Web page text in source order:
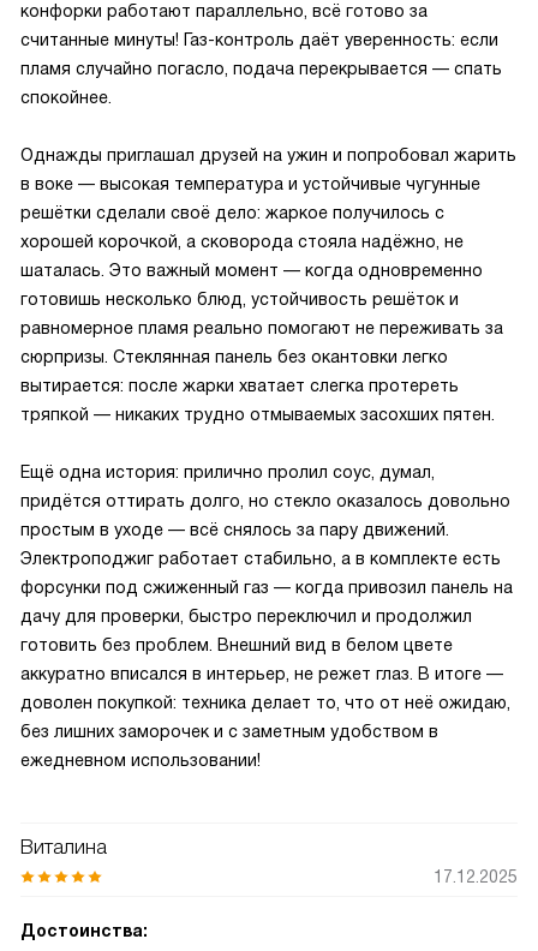
конфорки работают параллельно, всё готово за
считанные минуты! Газ-контроль даёт уверенность: если
пламя случайно погасло, подача перекрывается — спать
спокойнее.
Однажды приглашал друзей на ужин и попробовал жарить
в воке — высокая температура и устойчивые чугунные
решётки сделали своё дело: жаркое получилось с
хорошей корочкой, а сковорода стояла надёжно, не
шаталась. Это важный момент — когда одновременно
готовишь несколько блюд, устойчивость решёток и
равномерное пламя реально помогают не переживать за
сюрпризы. Стеклянная панель без окантовки легко
вытирается: после жарки хватает слегка протереть
тряпкой — никаких трудно отмываемых засохших пятен.
Ещё одна история: прилично пролил соус, думал,
придётся оттирать долго, но стекло оказалось довольно
простым в уходе — всё снялось за пару движений.
Электроподжиг работает стабильно, а в комплекте есть
форсунки под сжиженный газ — когда привозил панель на
дачу для проверки, быстро переключил и продолжил
готовить без проблем. Внешний вид в белом цвете
аккуратно вписался в интерьер, не режет глаз. В итоге —
доволен покупкой: техника делает то, что от неё ожидаю,
без лишних заморочек и с заметным удобством в
ежедневном использовании!
Виталина
17.12.2025
Достоинства: